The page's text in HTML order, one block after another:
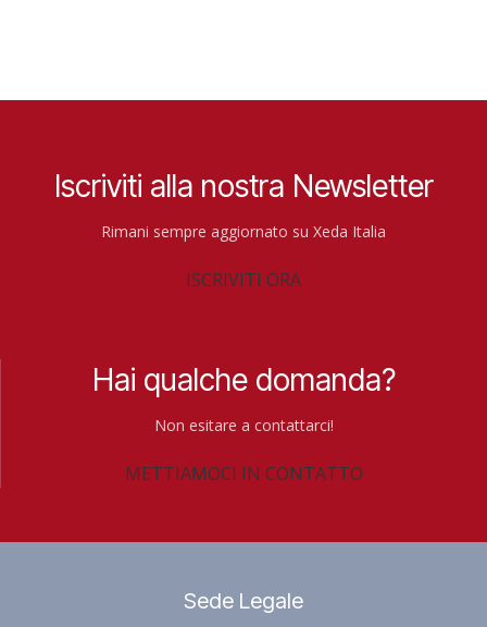
Iscriviti alla nostra Newsletter
Rimani sempre aggiornato su Xeda Italia
ISCRIVITI ORA
Hai qualche domanda?
Non esitare a contattarci!
METTIAMOCI IN CONTATTO
Sede Legale